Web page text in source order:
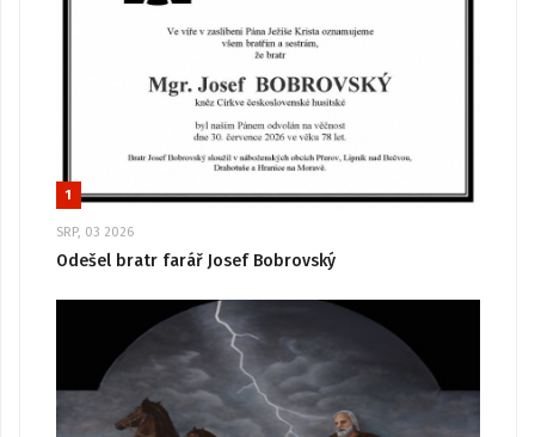
1
SRP, 03 2026
Odešel bratr farář Josef Bobrovský